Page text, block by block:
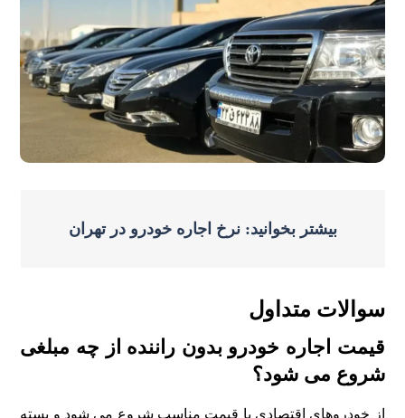
بیشتر بخوانید: نرخ اجاره خودرو در تهران
سوالات متداول
قیمت اجاره خودرو بدون راننده از چه مبلغی
شروع می شود؟
از خودروهای اقتصادی با قیمت مناسب شروع می شود و بسته